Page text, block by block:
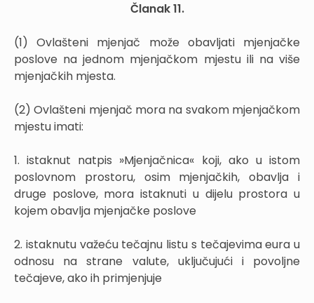
Članak 11.
(1) Ovlašteni mjenjač može obavljati mjenjačke
poslove na jednom mjenjačkom mjestu ili na više
mjenjačkih mjesta.
(2) Ovlašteni mjenjač mora na svakom mjenjačkom
mjestu imati:
1. istaknut natpis »Mjenjačnica« koji, ako u istom
poslovnom prostoru, osim mjenjačkih, obavlja i
druge poslove, mora istaknuti u dijelu prostora u
kojem obavlja mjenjačke poslove
2. istaknutu važeću tečajnu listu s tečajevima eura u
odnosu na strane valute, uključujući i povoljne
tečajeve, ako ih primjenjuje